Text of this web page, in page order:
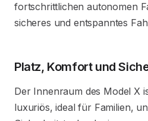
fortschrittlichen autonomen
sicheres und entspanntes
Platz, Komfort und
Der Innenraum des Model X
luxuriös, ideal für Familien,